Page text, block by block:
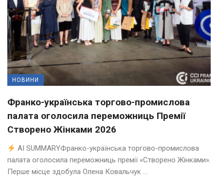
НОВИНИ
Франко-українська торгово-промислова
палата оголосила переможниць Премії
Створено Жінками 2026
AI SUMMARYФранко-українська торгово-промислова
палата оголосила переможниць премії «Створено Жінками».
Перше місце здобула Олена Ковальчук ...